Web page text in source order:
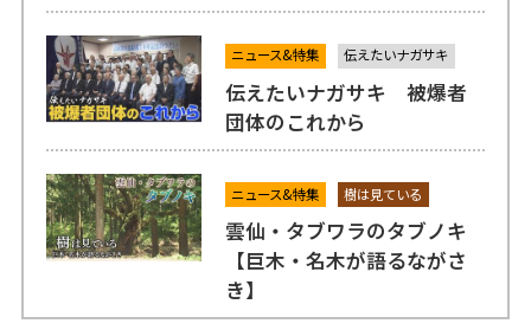
ニュース&特集 伝えたいナガサキ
伝えたいナガサキ 被爆者
団体のこれから
ニュース&特集 樹は見ている
雲仙・タブワラのタブノキ
【巨木・名木が語るながさ
き】